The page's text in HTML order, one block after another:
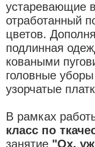
устаревающие
отработанный
цветов.
подлинная
коваными
головные
узорчатые
В рамках
класс по
занятие "Ох, уж